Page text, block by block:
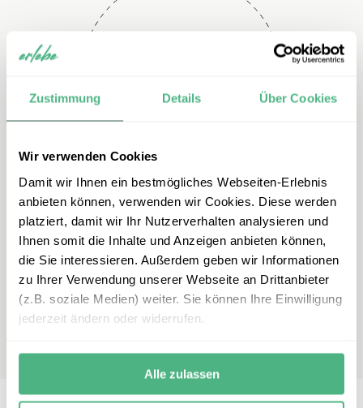
Zustimmung Details Über Cookies
Wir verwenden Cookies
Damit wir Ihnen ein bestmögliches Webseiten-Erlebnis
anbieten können, verwenden wir Cookies. Diese werden
platziert, damit wir Ihr Nutzerverhalten analysieren und
Ihnen somit die Inhalte und Anzeigen anbieten können,
die Sie interessieren. Außerdem geben wir Informationen
zu Ihrer Verwendung unserer Webseite an Drittanbieter
(z.B. soziale Medien) weiter. Sie können Ihre Einwilligung
jederzeit ändern oder widerrufen.
Alle zulassen
+49 2151 3880 153
E-mail
azoren@erlebe.de